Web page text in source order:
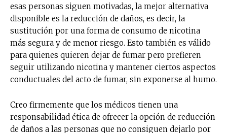
esas personas siguen motivadas, la mejor alternativa
disponible es la reducción de daños, es decir, la
sustitución por una forma de consumo de nicotina
más segura y de menor riesgo. Esto también es válido
para quienes quieren dejar de fumar pero prefieren
seguir utilizando nicotina y mantener ciertos aspectos
conductuales del acto de fumar, sin exponerse al humo.
Creo firmemente que los médicos tienen una
responsabilidad ética de ofrecer la opción de reducción
de daños a las personas que no consiguen dejarlo por